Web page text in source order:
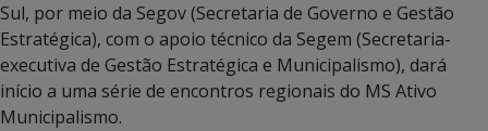
Sul, por meio da Segov (Secretaria de Governo e Gestão
Estratégica), com o apoio técnico da Segem (Secretaria-
executiva de Gestão Estratégica e Municipalismo), dará
início a uma série de encontros regionais do MS Ativo
Municipalismo.